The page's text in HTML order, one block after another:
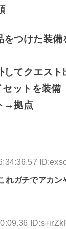
をつけた装備
してクエスト
ットを装備
→拠点
れガチでアカン